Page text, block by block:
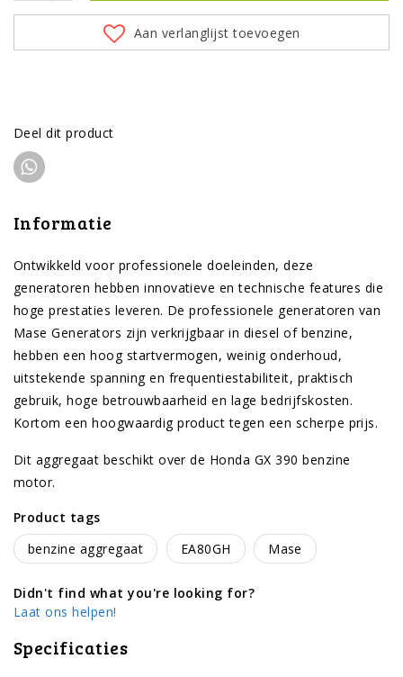
Aan verlanglijst toevoegen
Deel dit product
Informatie
Ontwikkeld voor professionele doeleinden, deze
generatoren hebben innovatieve en technische features die
hoge prestaties leveren. De professionele generatoren van
Mase Generators zijn verkrijgbaar in diesel of benzine,
hebben een hoog startvermogen, weinig onderhoud,
uitstekende spanning en frequentiestabiliteit, praktisch
gebruik, hoge betrouwbaarheid en lage bedrijfskosten.
Kortom een hoogwaardig product tegen een scherpe prijs.
Dit aggregaat beschikt over de Honda GX 390 benzine
motor.
Product tags
benzine aggregaat
EA80GH Mase
Didn't find what you're looking for?
Laat ons helpen!
Specificaties